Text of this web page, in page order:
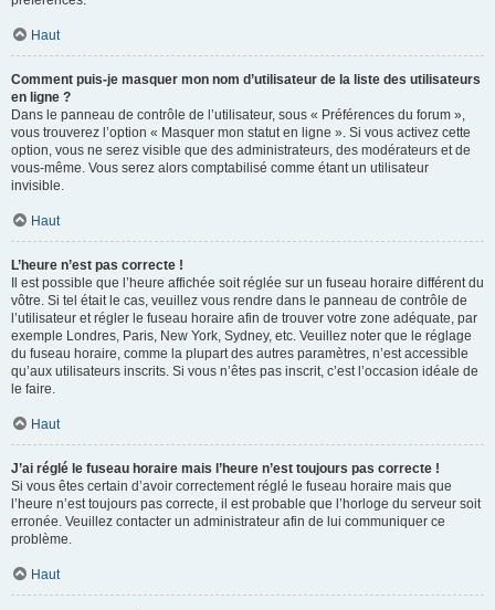
Haut
Comment puis-je masquer mon nom d’utilisateur de la liste des utilisateurs
en ligne ?
Dans le panneau de contrôle de l’utilisateur, sous « Préférences du forum »,
vous trouverez l’option « Masquer mon statut en ligne ». Si vous activez cette
option, vous ne serez visible que des administrateurs, des modérateurs et de
vous-même. Vous serez alors comptabilisé comme étant un utilisateur
invisible.
Haut
L’heure n’est pas correcte !
Il est possible que l’heure affichée soit réglée sur un fuseau horaire différent du
vôtre. Si tel était le cas, veuillez vous rendre dans le panneau de contrôle de
l’utilisateur et régler le fuseau horaire afin de trouver votre zone adéquate, par
exemple Londres, Paris, New York, Sydney, etc. Veuillez noter que le réglage
du fuseau horaire, comme la plupart des autres paramètres, n’est accessible
qu’aux utilisateurs inscrits. Si vous n’êtes pas inscrit, c’est l’occasion idéale de
le faire.
Haut
J’ai réglé le fuseau horaire mais l’heure n’est toujours pas correcte !
Si vous êtes certain d’avoir correctement réglé le fuseau horaire mais que
l’heure n’est toujours pas correcte, il est probable que l’horloge du serveur soit
erronée. Veuillez contacter un administrateur afin de lui communiquer ce
problème.
Haut